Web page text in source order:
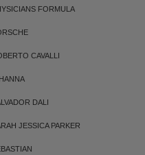
FORMULA
CAVALLI
DALI
JESSICA PARKER